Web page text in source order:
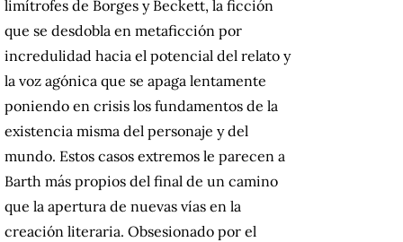
limítrofes de Borges y Beckett, la ficción
que se desdobla en metaficción por
incredulidad hacia el potencial del relato y
la voz agónica que se apaga lentamente
poniendo en crisis los fundamentos de la
existencia misma del personaje y del
mundo. Estos casos extremos le parecen a
Barth más propios del final de un camino
que la apertura de nuevas vías en la
creación literaria. Obsesionado por el